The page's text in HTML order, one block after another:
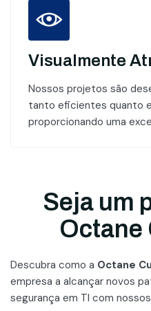
Visualmente
Nossos projetos são
tanto eficientes quanto
proporcionando uma
Seja um
Octane
Descubra como a Octane
empresa a alcançar novos
segurança em TI com